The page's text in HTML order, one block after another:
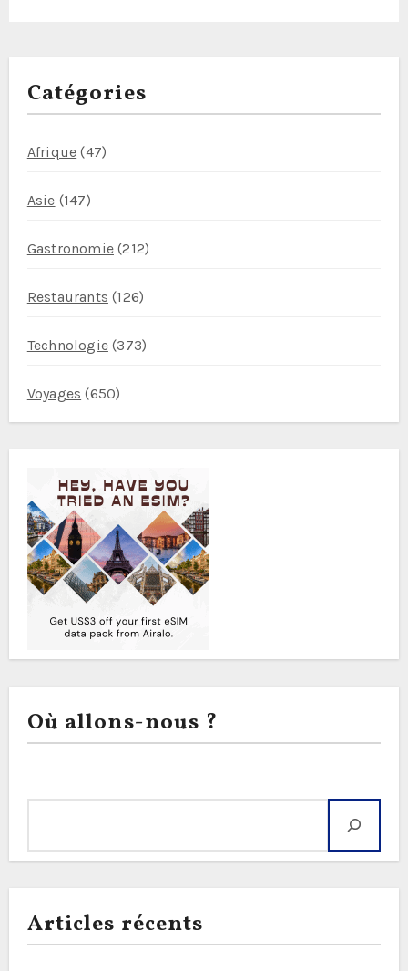
e
Catégories
Afrique (47)
Asie (147)
Gastronomie(212)
Restaurants (126)
Technologie(373)
Voyages (650)
Où allons-nous ?
Articles récents